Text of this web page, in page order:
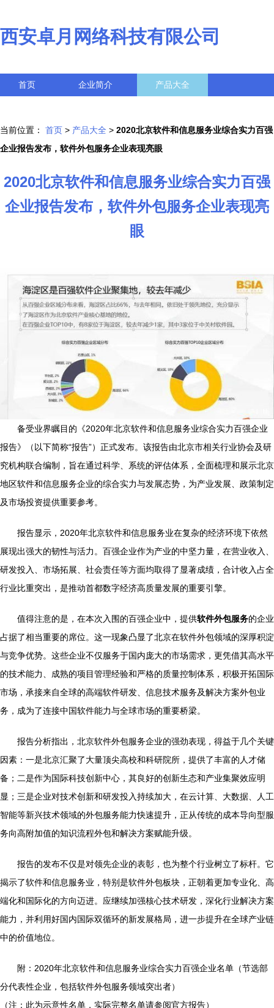
西安卓月网络科技有限公司
首页 企业简介 产品大全
当前位置： 首页 > 产品大全 > 2020北京软件和信息服务业综合实力百强
企业报告发布，软件外包服务企业表现亮眼
2020北京软件和信息服务业综合实力百强
企业报告发布，软件外包服务企业表现亮
眼
备受业界瞩目的《2020年北京软件和信息服务业综合实力百强企业
报告》（以下简称“报告”）正式发布。该报告由北京市相关行业协会及研
究机构联合编制，旨在通过科学、系统的评估体系，全面梳理和展示北京
地区软件和信息服务企业的综合实力与发展态势，为产业发展、政策制定
及市场投资提供重要参考。
报告显示，2020年北京软件和信息服务业在复杂的经济环境下依然
展现出强大的韧性与活力。百强企业作为产业的中坚力量，在营业收入、
研发投入、市场拓展、社会责任等方面均取得了显著成绩，合计收入占全
行业比重突出，是推动首都数字经济高质量发展的重要引擎。
值得注意的是，在本次入围的百强企业中，提供软件外包服务的企业
占据了相当重要的席位。这一现象凸显了北京在软件外包领域的深厚积淀
与竞争优势。这些企业不仅服务于国内庞大的市场需求，更凭借其高水平
的技术能力、成熟的项目管理经验和严格的质量控制体系，积极开拓国际
市场，承接来自全球的高端软件研发、信息技术服务及解决方案外包业
务，成为了连接中国软件能力与全球市场的重要桥梁。
报告分析指出，北京软件外包服务企业的强劲表现，得益于几个关键
因素：一是北京汇聚了大量顶尖高校和科研院所，提供了丰富的人才储
备；二是作为国际科技创新中心，其良好的创新生态和产业集聚效应明
显；三是企业对技术创新和研发投入持续加大，在云计算、大数据、人工
智能等新兴技术领域的外包服务能力快速提升，正从传统的成本导向型服
务向高附加值的知识流程外包和解决方案赋能升级。
报告的发布不仅是对领先企业的表彰，也为整个行业树立了标杆。它
揭示了软件和信息服务业，特别是软件外包板块，正朝着更加专业化、高
端化和国际化的方向迈进。应继续加强核心技术研发，深化行业解决方案
能力，并利用好国内国际双循环的新发展格局，进一步提升在全球产业链
中的价值地位。
附：2020年北京软件和信息服务业综合实力百强企业名单（节选部
分代表性企业，包括软件外包服务领域突出者）
（注：此为示意性名单，实际完整名单请参阅官方报告）